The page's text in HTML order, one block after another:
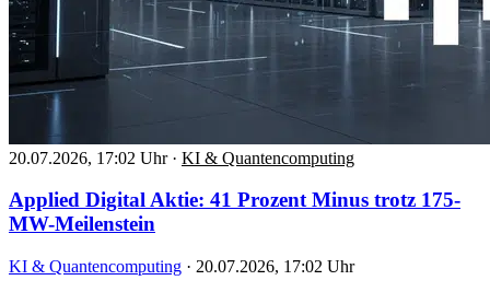
20.07.2026, 17:02 Uhr · KI & Quantencomputing
Applied Digital Aktie: 41 Prozent Minus trotz 175-
MW-Meilenstein
KI & Quantencomputing · 20.07.2026, 17:02 Uhr